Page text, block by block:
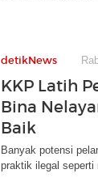
detikNews
KKP Latih
Bina
Baik
Banyak potensi
praktik ilegal seperti